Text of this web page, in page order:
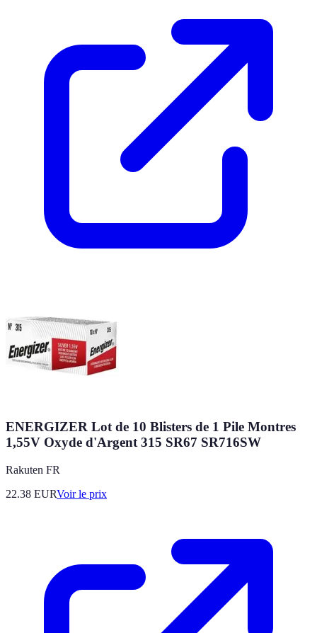
ENERGIZER Lot de 10 Blisters de 1 Pile Montres
1,55V Oxyde d'Argent 315 SR67 SR716SW
Rakuten FR
22.38 EURVoir le prix